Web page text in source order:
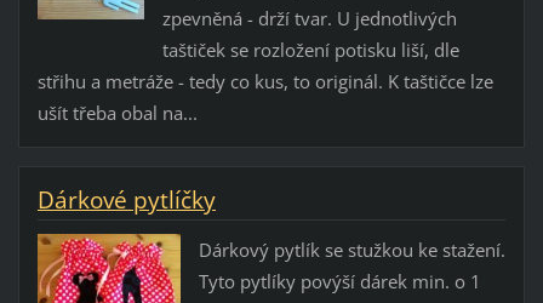
zpevněná - drží tvar. U jednotlivých
taštiček se rozložení potisku liší, dle
střihu a metráže - tedy co kus, to originál. K taštičce lze
ušít třeba obal na...
Dárkové pytlíčky
Dárkový pytlík se stužkou ke stažení.
Tyto pytlíky povýší dárek min. o 1